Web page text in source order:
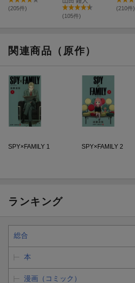
(205件)
(105件)
(210件)
関連商品（原作）
SPY×FAMILY 1 SPY×FAMILY 2
ランキング
総合
本
漫画（コミック）